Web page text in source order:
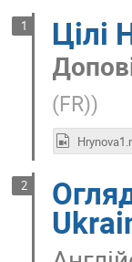
1 Цілі
(FR))
2